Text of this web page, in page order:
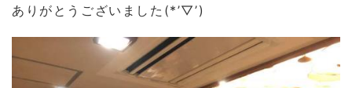
ありがとうございました(*’▽’)